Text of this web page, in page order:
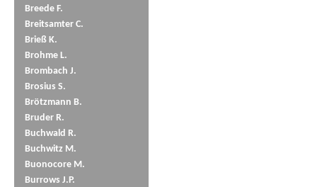
Breede F.
Breitsamter C.
Brieß K.
Brohme L.
Brombach J.
Brosius S.
Brötzmann B.
Bruder R.
Buchwald R.
Buchwitz M.
Buonocore M.
Burrows J.P.